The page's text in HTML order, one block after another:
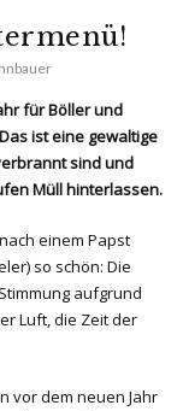
für Böller und
ist eine gewaltige
sind und
Müll hinterlassen.
einem Papst
so schön: Die
aufgrund
Luft, die Zeit der
vor dem neuen Jahr